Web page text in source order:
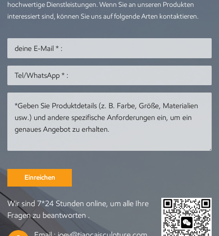
hochwertige Dienstleistungen. Wenn Sie an unseren Produkten
interessiert sind, können Sie uns auf folgende Arten kontaktieren.
Einreichen
Wir sind 7*24 Stunden online, um alle Ihre
Fragen zu beantworten .